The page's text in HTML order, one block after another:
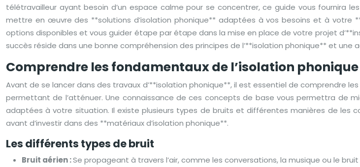
télétravailleur ayant besoin d’un espace calme pour se concentrer, ce guide vous fournira
mettre en œuvre des **solutions d’isolation phonique** adaptées à vos besoins et à votre
options disponibles et vous guider étape par étape dans la mise en place de votre projet
succès réside dans une bonne compréhension des principes de l’**isolation phonique** et
Comprendre les fondamentaux de l’isolation phonique
Avant de se lancer dans des travaux d’**isolation phonique**, il est essentiel de comprendre
permettant de l’atténuer. Une connaissance de ces concepts de base vous permettra de
adaptées à votre situation. Il existe plusieurs types de bruits et différentes manières de les
avant d’investir dans des **matériaux d’isolation phonique**.
Les différents types de bruit
Bruit aérien :Se propageant à travers l’air, comme les conversations, la musique ou le